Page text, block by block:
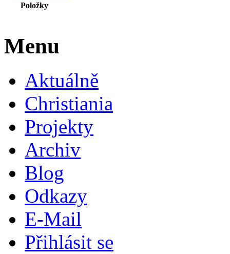
Položky
Menu
Aktuálně
Christiania
Projekty
Archiv
Blog
Odkazy
E-Mail
Přihlásit se